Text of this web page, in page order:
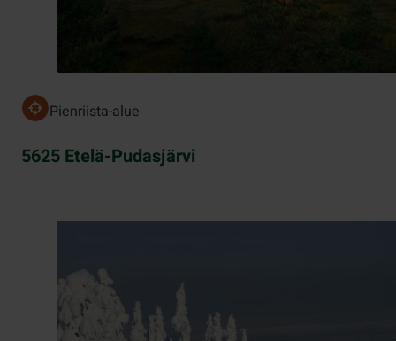
Pienriista-alue
5625 Etelä-Pudasjärvi